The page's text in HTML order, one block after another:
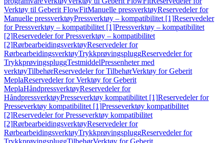
Verktøy til Geberit FlowFitManuelle pressverktøyReservedeler for
Manuelle pressverktøyPressverktøy – kompatibilitet [1]Reservedeler
for Pressverktøy – kompatibilitet [1]Pressverktøy – kompatibilitet
[2]Reservedeler for Pressverktøy – kompatibilitet
[2]RørbearbeidingsverktøyReservedeler for
RørbearbeidingsverktøyTrykkprøvingspluggReservedeler for
TrykkprøvingspluggTestmiddelPressenheter med
verktøyTilbehørReservedeler for TilbehørVerktøy for Geberit
MeplaReservedeler for Verktøy for Geberit
MeplaHåndpressverktøyReservedeler for
HåndpressverktøyPresseverktøy kompatibilitet [1]Reservedeler for
Presseverktøy kompatibilitet [1]Presseverktøy kompatibilitet
[2]Reservedeler for Presseverktøy kompatibilitet
[2]RørbearbeidingsverktøyReservedeler for
RørbearbeidingsverktøyTrykkprøvingspluggReservedeler for
TrykkprøvingspluggTilbehørVerktøy for Geberit